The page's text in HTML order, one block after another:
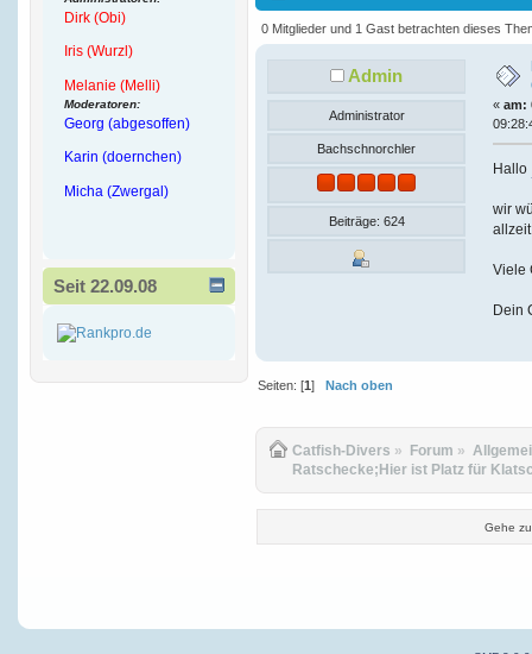
Dirk (Obi)
Iris (Wurzl)
Melanie (Melli)
Moderatoren:
Georg (abgesoffen)
Karin (doernchen)
Micha (Zwergal)
Seit 22.09.08
(Gelesen 4080 mal)
0 Mitglieder und 1 Gast betrachten dieses
Admin
Administrator
Bachschnorchler
Beiträge: 624
« am:
Hallo
wir
Viele
Dein
Seiten: [1] Nach oben
Catfish-Divers » Forum »
Ratschecke;Hier ist Platz für
Gehe